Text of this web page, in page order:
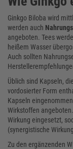
Ginkgo Biloba wird
werden auch
angeboten. Tees
heißem Wasser
Auch sollten
Üblich sind Kapseln,
vordosierter Form
Kapseln
Wirkstoffen
Wirkung eingesetzt,
(synergistische
Zu den ergänzenden